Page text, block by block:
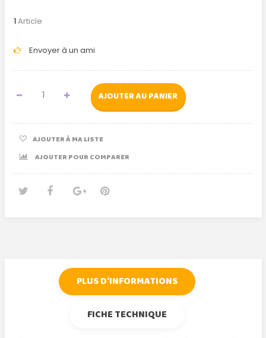
1Article
Envoyer à un ami
AJOUTER AU PANIER
AJOUTER À MA LISTE
AJOUTER POUR COMPARER
PLUS D'INFORMATIONS
FICHE TECHNIQUE